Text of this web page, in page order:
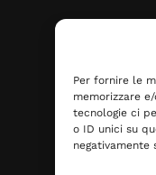
Per fornire le
memorizzare
tecnologie ci
o ID unici su
negativamente